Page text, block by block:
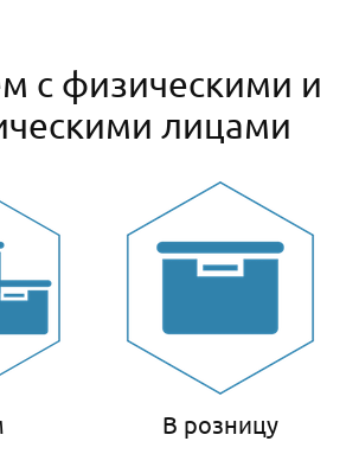
с физическими и
лицами
В розницу